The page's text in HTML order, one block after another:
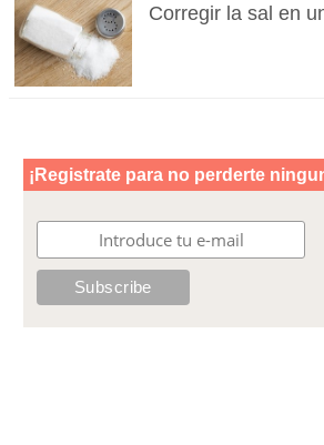
Corregir la sal en